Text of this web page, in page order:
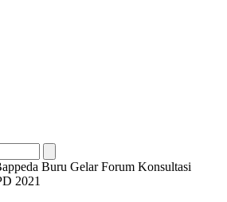
Buru Gelar Forum Konsultasi
2021